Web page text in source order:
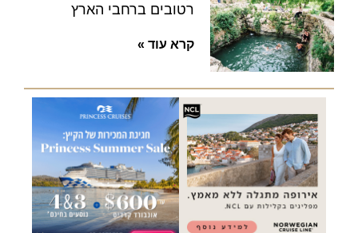
רטובים ברחבי הארץ
קרא עוד »